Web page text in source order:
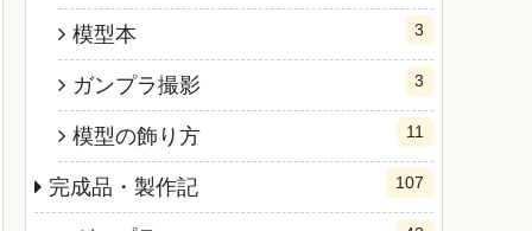
模型本 3
ガンプラ撮影 3
模型の飾り方 11
完成品・製作記 107